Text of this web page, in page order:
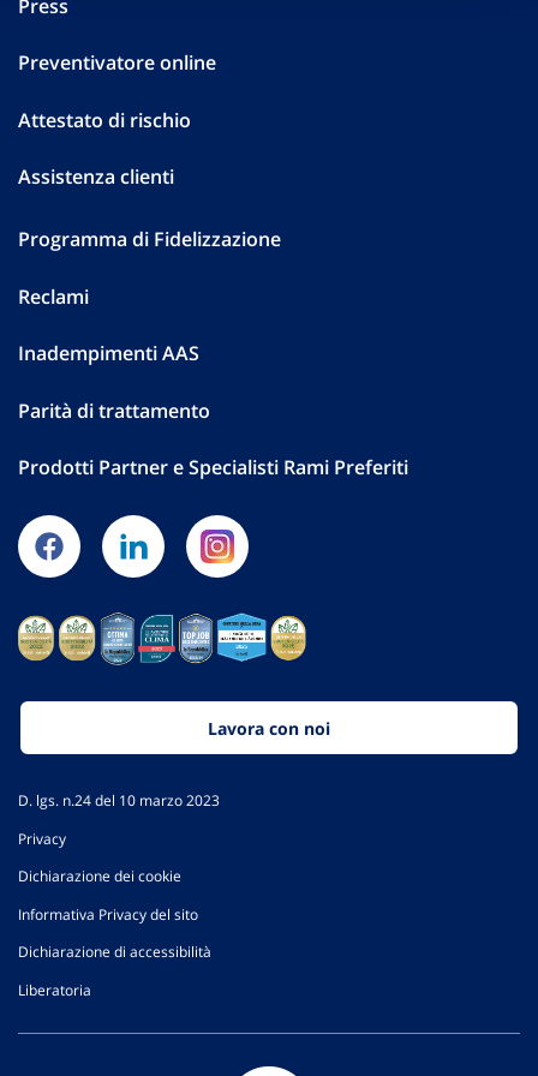
Press
Preventivatore online
Attestato di rischio
Assistenza clienti
Programma di Fidelizzazione
Reclami
Inadempimenti AAS
Parità di trattamento
Prodotti Partner e Specialisti Rami Preferiti
Lavora con noi
D. lgs. n.24 del 10 marzo 2023
Privacy
Dichiarazione dei cookie
Informativa Privacy del sito
Dichiarazione di accessibilità
Liberatoria